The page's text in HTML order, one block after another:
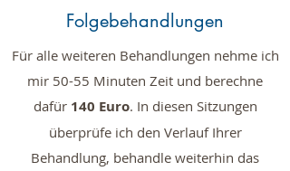
Folgebehandlungen
Für alle weiteren Behandlungen nehme ich
mir 50-55 Minuten Zeit und berechne
dafür 140 Euro. In diesen Sitzungen
überprüfe ich den Verlauf Ihrer
Behandlung, behandle weiterhin das